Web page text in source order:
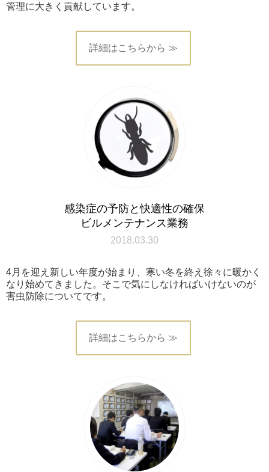
管理に大きく貢献しています。
詳細はこちらから ≫
感染症の予防と快適性の確保
ビルメンテナンス業務
2018.03.30
4月を迎え新しい年度が始まり、寒い冬を終え徐々に暖かく
なり始めてきました。そこで気にしなければいけないのが
害虫防除についてです。
詳細はこちらから ≫